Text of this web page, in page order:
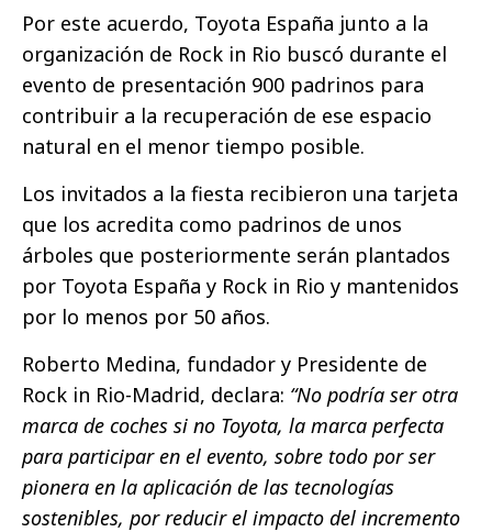
Por este acuerdo, Toyota España junto a la
organización de Rock in Rio buscó durante el
evento de presentación 900 padrinos para
contribuir a la recuperación de ese espacio
natural en el menor tiempo posible.
Los invitados a la fiesta recibieron una tarjeta
que los acredita como padrinos de unos
árboles que posteriormente serán plantados
por Toyota España y Rock in Rio y mantenidos
por lo menos por 50 años.
Roberto Medina, fundador y Presidente de
Rock in Rio-Madrid, declara: “No podría ser otra
marca de coches si no Toyota, la marca perfecta
para participar en el evento, sobre todo por ser
pionera en la aplicación de las tecnologías
sostenibles, por reducir el impacto del incremento